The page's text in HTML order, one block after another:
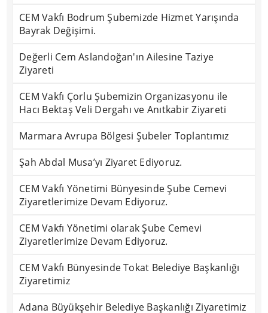
CEM Vakfı Bodrum Şubemizde Hizmet Yarışında
Bayrak Değişimi.
Değerli Cem Aslandoğan'ın Ailesine Taziye
Ziyareti
CEM Vakfı Çorlu Şubemizin Organizasyonu ile
Hacı Bektaş Veli Dergahı ve Anıtkabir Ziyareti
Marmara Avrupa Bölgesi Şubeler Toplantımız
Şah Abdal Musa’yı Ziyaret Ediyoruz.
CEM Vakfı Yönetimi Bünyesinde Şube Cemevi
Ziyaretlerimize Devam Ediyoruz.
CEM Vakfı Yönetimi olarak Şube Cemevi
Ziyaretlerimize Devam Ediyoruz.
CEM Vakfı Bünyesinde Tokat Belediye Başkanlığı
Ziyaretimiz
Adana Büyükşehir Belediye Başkanlığı Ziyaretimiz